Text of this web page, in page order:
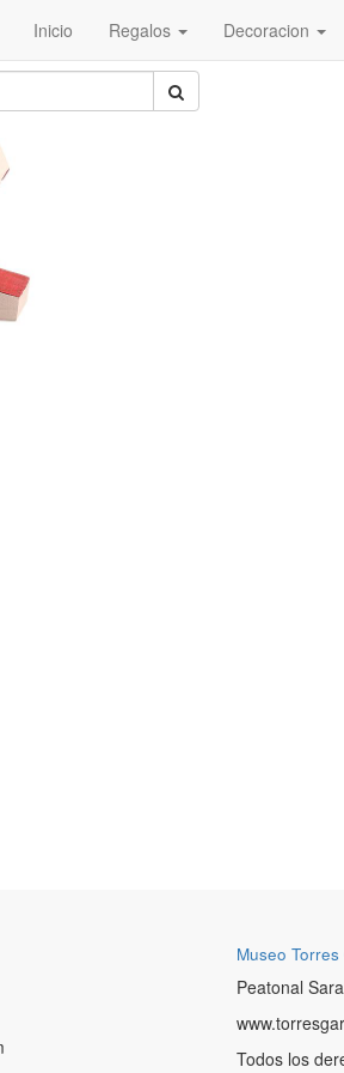
Inicio Regalos Decoracion
Museo
Peatonal
Todos los